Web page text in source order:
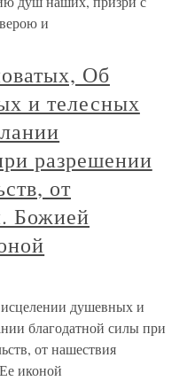
и
Об
и телесных
разрешении
от
Божией
душевных и
благодатной силы при
от нашествия
иконой